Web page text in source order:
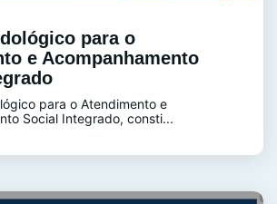
para o
e Acompanhamento
para o Atendimento e
Social Integrado, consti...